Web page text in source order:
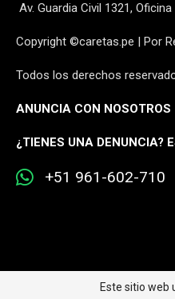
Av. Guardia Civil 1321,
Copyright ©caretas.pe | Por
Todos los derechos
ANUNCIA CON NOSOTROS
¿TIENES UNA DENUNCIA?
+51 961-602-710
Este sitio web